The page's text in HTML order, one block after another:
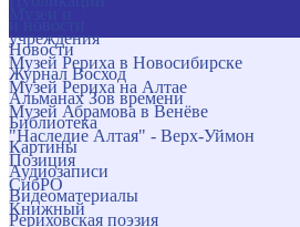
учреждения
Музей Рериха в Новосибирске
Музей Рериха на Алтае
Музей Абрамова в Венёве
"Наследие Алтая" - Верх-Уймон
Позиция
СибРО
Книжный
Новости
Журнал Восход
Альманах Зов времени
Библиотека
Картины
Аудиозаписи
Видеоматериалы
Рериховская поэзия